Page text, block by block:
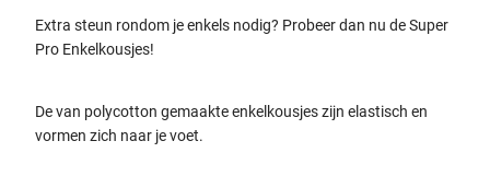
Extra steun rondom je enkels nodig? Probeer dan nu de Super
Pro Enkelkousjes!
De van polycotton gemaakte enkelkousjes zijn elastisch en
vormen zich naar je voet.